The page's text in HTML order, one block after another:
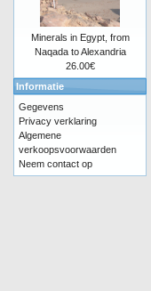
Minerals in Egypt, from
Naqada to Alexandria
26.00€
Informatie
Gegevens
Privacy verklaring
Algemene
verkoopsvoorwaarden
Neem contact op